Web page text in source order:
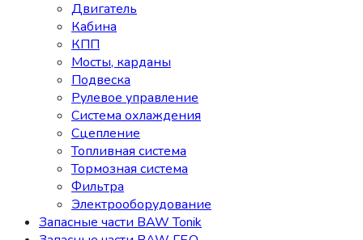
Двигатель
Кабина
КПП
Мосты, карданы
Подвеска
Рулевое управление
Система охлаждения
Сцепление
Топливная система
Тормозная система
Фильтра
Электрооборудование
Запасные части BAW Tonik